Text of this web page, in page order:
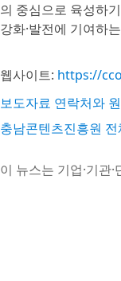
의 중심으로 육성하
강화·발전에 기여하
웹사이트: https://
보도자료 연락처와
충남콘텐츠진흥원
이 뉴스는 기업·기관